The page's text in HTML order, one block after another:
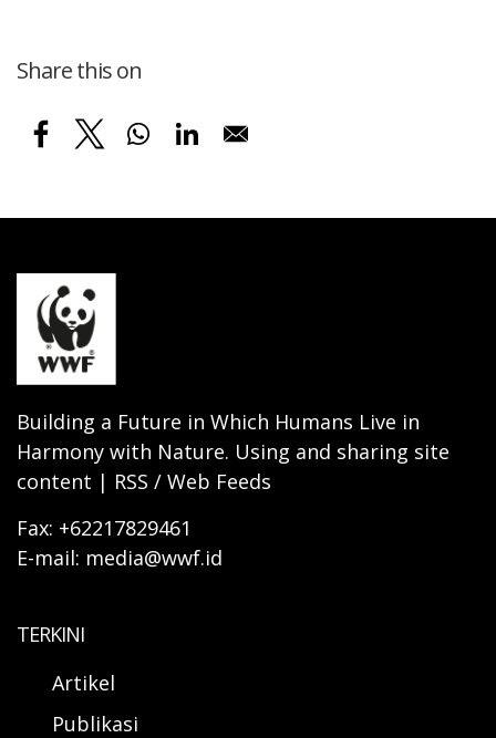
Share this on
Building a Future in Which Humans Live in
Harmony with Nature. Using and sharing site
content | RSS / Web Feeds
Fax: +62217829461
E-mail: media@wwf.id
TERKINI
Artikel
Publikasi